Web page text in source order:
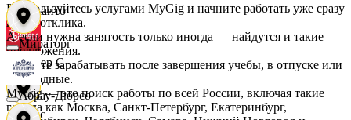
Инканто
Интер С
Вайс
Мираторг
Абрау-Дюрсо
Воспользуйтесь услугами MyGig и начните работать уже сразу
после отклика.
А если нужна занятость только иногда — найдутся и такие
предложения.
Начните зарабатывать после завершения учебы, в отпуске или
в выходные.
MyGig — это поиск работы по всей России, включая такие
города как Москва, Санкт-Петербург, Екатеринбург,